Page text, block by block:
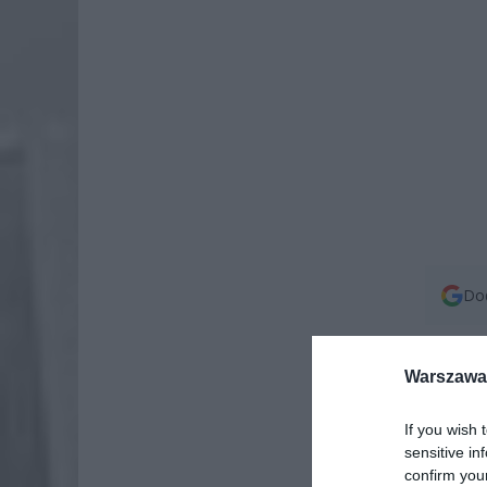
If you wish
sensitive
confirm